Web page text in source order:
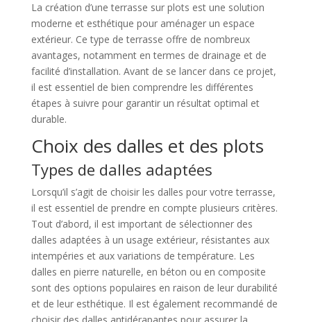
La création d’une terrasse sur plots est une solution
moderne et esthétique pour aménager un espace
extérieur. Ce type de terrasse offre de nombreux
avantages, notamment en termes de drainage et de
facilité d’installation. Avant de se lancer dans ce projet,
il est essentiel de bien comprendre les différentes
étapes à suivre pour garantir un résultat optimal et
durable.
Choix des dalles et des plots
Types de dalles adaptées
Lorsqu’il s’agit de choisir les dalles pour votre terrasse,
il est essentiel de prendre en compte plusieurs critères.
Tout d’abord, il est important de sélectionner des
dalles adaptées à un usage extérieur, résistantes aux
intempéries et aux variations de température. Les
dalles en pierre naturelle, en béton ou en composite
sont des options populaires en raison de leur durabilité
et de leur esthétique. Il est également recommandé de